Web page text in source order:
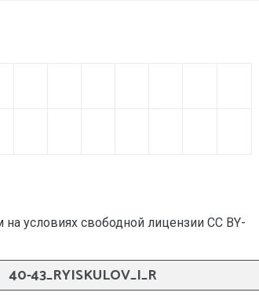
условиях свободной лицензии CC BY-
40-43_RYISKULOV_I_R